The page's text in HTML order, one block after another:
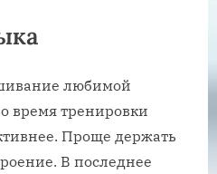
любимой
время тренировки
Проще держать
В последнее